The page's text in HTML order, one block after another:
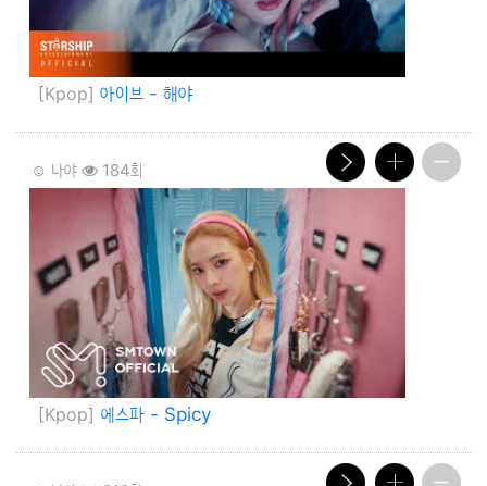
[Kpop] 아이브 - 해야
☺️ 나야 184회
[Kpop] 에스파 - Spicy